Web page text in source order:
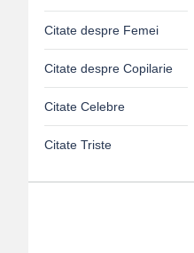
Citate despre Femei
Citate despre Copilarie
Citate Celebre
Citate Triste